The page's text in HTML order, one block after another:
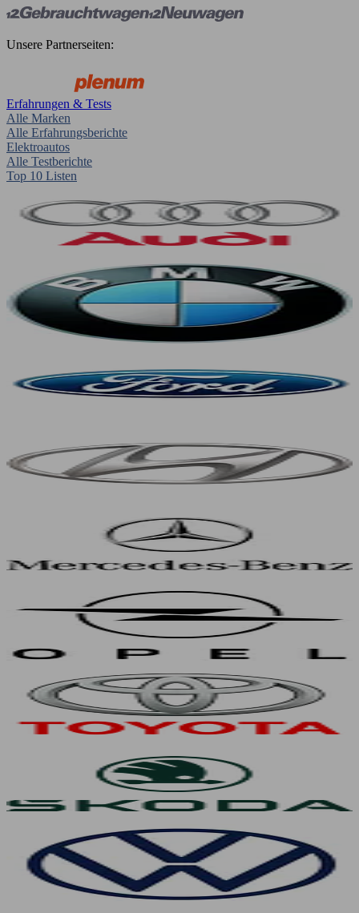
Unsere Partnerseiten:
Erfahrungen & Tests
Alle Marken
Alle Erfahrungsberichte
Elektroautos
Alle Testberichte
Top 10 Listen